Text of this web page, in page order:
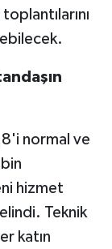
normal ve
hizmet
Teknik
katın